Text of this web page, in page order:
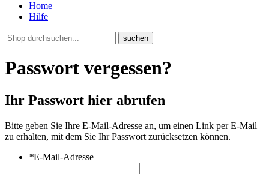
Home
Hilfe
suchen
Passwort vergessen?
Ihr Passwort hier abrufen
Bitte geben Sie Ihre E-Mail-Adresse an, um einen Link per E-Mail
zu erhalten, mit dem Sie Ihr Passwort zurücksetzen können.
*E-Mail-Adresse